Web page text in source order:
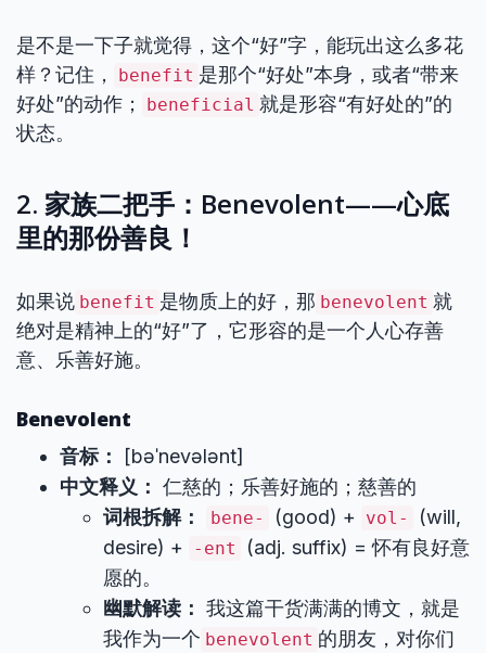
是不是一下子就觉得，这个“好”字，能玩出这么多花
样？记住，
benefit 是那个“好处”本身，或者“带来
好处”的动作；
beneficial 就是形容“有好处的”的
状态。
2. 家族二把手：Benevolent——心底
里的那份善良！
如果说 benefit 是物质上的好，那 benevolent 就
绝对是精神上的“好”了，它形容的是一个人心存善
意、乐善好施。
Benevolent
音标：
[bəˈnevələnt]
中文释义： 仁慈的；乐善好施的；慈善的
词根拆解：
bene- (good) + vol-
(will,
desire) +
-ent
(adj. suffix) = 怀有良好意
愿的。
幽默解读： 我这篇干货满满的博文，就是
我作为一个 benevolent 的朋友，对你们